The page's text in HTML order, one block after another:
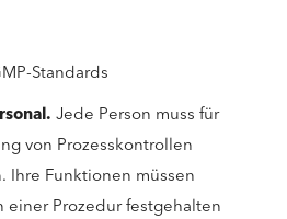
Standards
Jede Person muss für
von Prozesskontrollen
Ihre Funktionen müssen
Prozedur festgehalten